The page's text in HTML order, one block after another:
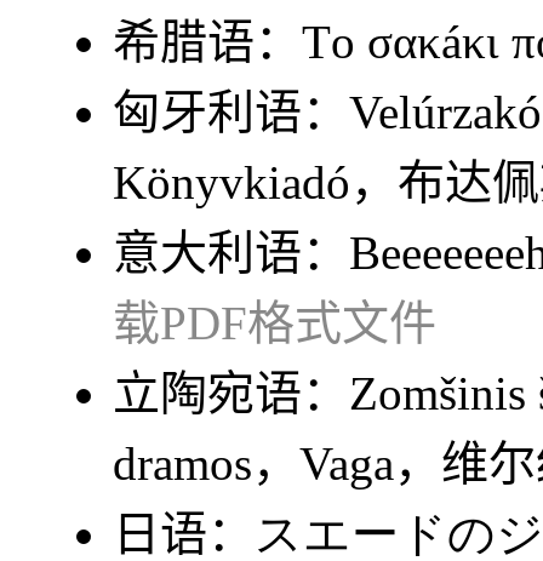
希腊语： Τo σακáκι
匈牙利语： Velúrzakó
Könyvkiadó，布达
意大利语：
载PDF格式文件
立陶宛语： Zomšinis
dramos，Vaga，维
日语：
スエードの